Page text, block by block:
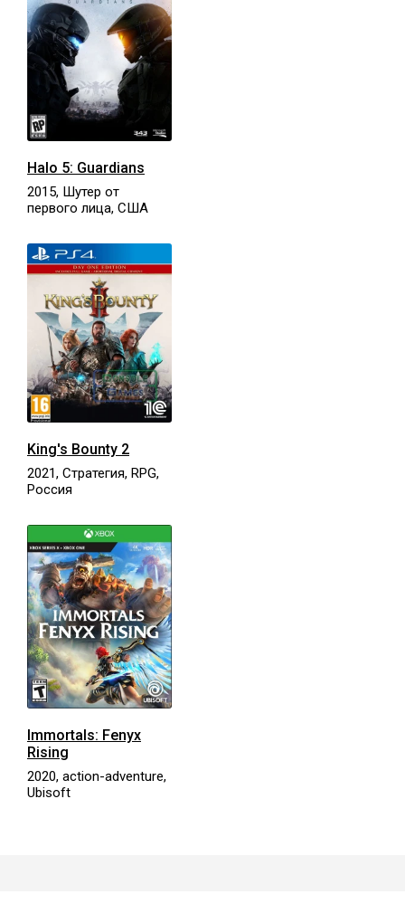
Halo 5: Guardians
2015, Шутер от
первого лица, США
King's Bounty 2
2021, Стратегия, RPG,
Россия
Immortals: Fenyx
Rising
2020, action-adventure,
Ubisoft